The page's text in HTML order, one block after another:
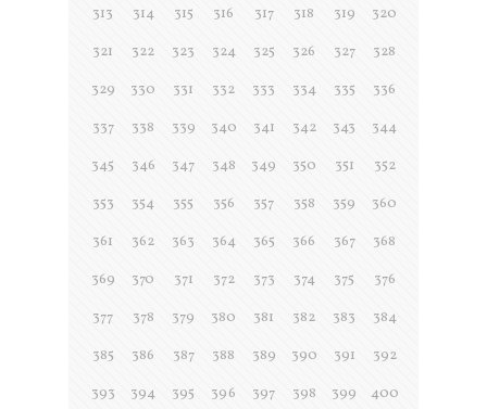
313
314 315 316 317 318 319
320
321
322 323 324 325 326 327
328
329
330 331 332 333 334 335
336
337
338 339 340 341 342 343
344
345
346 347 348 349 350 351
352
353
354 355 356 357 358 359
360
361
362 363 364 365 366 367
368
369
370 371 372 373 374 375
376
377
378 379 380 381 382 383
384
385
386 387 388 389 390 391
392
393
394 395 396 397 398 399
400